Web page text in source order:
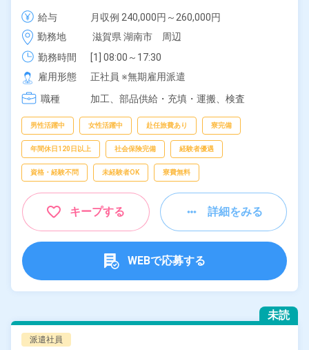
きのワンルーム寮完備！赴任旅費会社負担！4勤2休で
年間休日137日！《滋賀県湖南市》
給与
月収例 240,000円～260,000円
給与 227,100円～227,100円
勤務地
滋賀県 湖南市　周辺
勤務時間
[1] 08:00～17:30
[2] 20:00～05:30
雇用形態
正社員 ※無期雇用派遣
職種
加工、 部品供給・充填・運搬、 検査
男性活躍中 女性活躍中 赴任旅費あり 寮完備
年間休日120日以上 社会保険完備 経験者優遇
資格・経験不問 未経験者OK 寮費無料
キープする 詳細をみる
WEBで応募する
未読
派遣社員